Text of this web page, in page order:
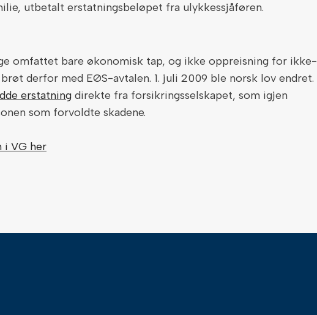
utbetalt erstatningsbeløpet fra ulykkessjåføren.
omfattet bare økonomisk tap, og ikke oppreisning for ikke-
derfor med EØS-avtalen. 1. juli 2009 ble norsk lov endret.
erstatning direkte fra forsikringsselskapet, som igjen
som forvoldte skadene.
i VG her